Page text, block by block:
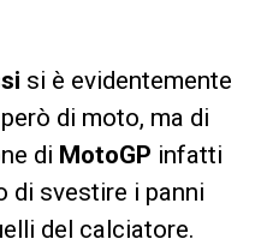
si è evidentemente
di moto, ma di
di MotoGP infatti
di svestire i panni
del calciatore.